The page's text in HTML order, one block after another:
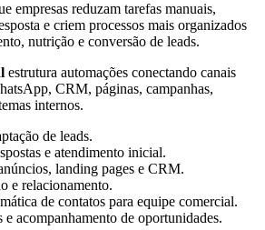
empresas reduzam tarefas manuais,
e criem processos mais organizados
nutrição e conversão de leads.
estrutura automações conectando canais
CRM, páginas, campanhas,
internos.
de leads.
e atendimento inicial.
landing pages e CRM.
e relacionamento.
de contatos para equipe comercial.
e acompanhamento de oportunidades.